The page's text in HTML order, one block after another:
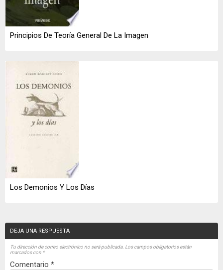
Principios De Teoría General De La Imagen
Los Demonios Y Los Días
DEJA UNA RESPUESTA
Tu dirección de correo electrónico no será publicada. Los campos obligatorios están
marcados con *
Comentario *